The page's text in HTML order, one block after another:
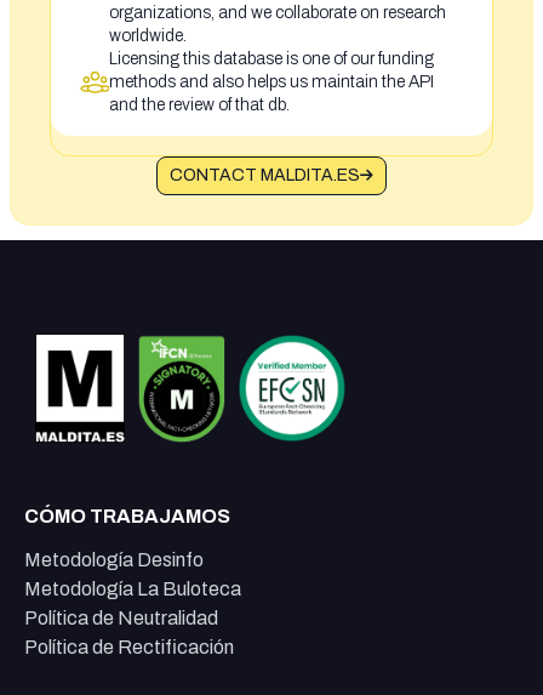
organizations, and we collaborate on research
worldwide.
Licensing this database is one of our funding
methods and also helps us maintain the API
and the review of that db.
CONTACT MALDITA.ES
CÓMO TRABAJAMOS
Metodología Desinfo
Metodología La Buloteca
Política de Neutralidad
Política de Rectificación